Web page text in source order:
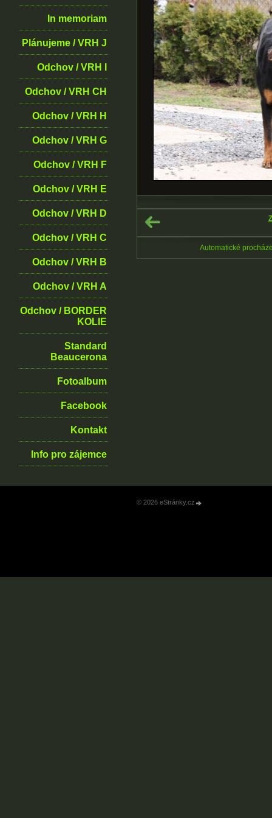
In memoriam
Plánujeme / VRH J
Odchov / VRH I
Odchov / VRH CH
Odchov / VRH H
Odchov / VRH G
Odchov / VRH F
Odchov / VRH E
Odchov / VRH D
Odchov / VRH C
Odchov / VRH B
Odchov / VRH A
Odchov / BORDER
KOLIE
Standard
Beaucerona
Fotoalbum
Facebook
Kontakt
Info pro zájemce
Automatické
© 2026 eStránky.cz